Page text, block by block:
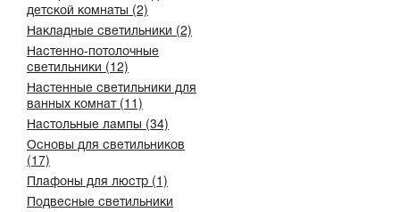
детской комнаты (2)
Накладные светильники (2)
Настенно-потолочные
светильники (12)
Настенные светильники для
ванных комнат (11)
Настольные лампы (34)
Основы для светильников
(17)
Плафоны для люстр (1)
Подвесные светильники